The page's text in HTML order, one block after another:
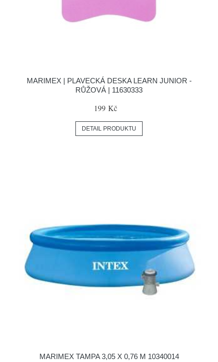
MARIMEX | PLAVECKÁ DESKA LEARN JUNIOR -
RŮŽOVÁ | 11630333
199 Kč
DETAIL PRODUKTU
MARIMEX TAMPA 3,05 X 0,76 M 10340014